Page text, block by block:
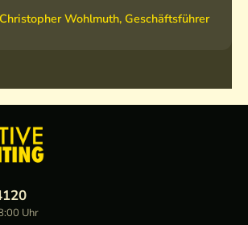
Wohlmuth, Geschäftsführer
Uhr